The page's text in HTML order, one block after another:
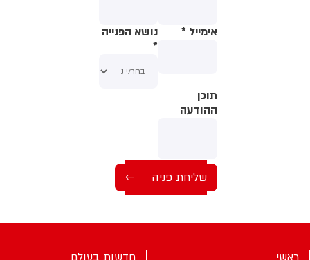
אימייל *
נושא הפנייה
*
תוכן
ההודעה